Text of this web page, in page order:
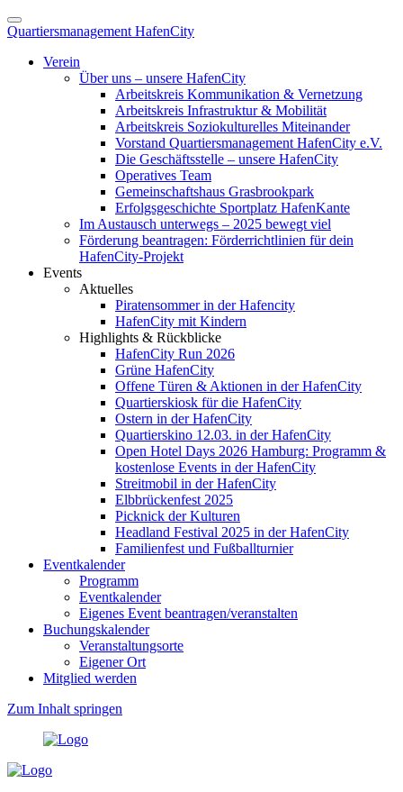
Quartiersmanagement HafenCity
Verein
Über uns – unsere HafenCity
Arbeitskreis Kommunikation & Vernetzung
Arbeitskreis Infrastruktur & Mobilität
Arbeitskreis Soziokulturelles Miteinander
Vorstand Quartiersmanagement HafenCity e.V.
Die Geschäftsstelle – unsere HafenCity
Operatives Team
Gemeinschaftshaus Grasbrookpark
Erfolgsgeschichte Sportplatz HafenKante
Im Austausch unterwegs – 2025 bewegt viel
Förderung beantragen: Förderrichtlinien für dein
HafenCity-Projekt
Events
Aktuelles
Piratensommer in der Hafencity
HafenCity mit Kindern
Highlights & Rückblicke
HafenCity Run 2026
Grüne HafenCity
Offene Türen & Aktionen in der HafenCity
Quartierskiosk für die HafenCity
Ostern in der HafenCity
Quartierskino 12.03. in der HafenCity
Open Hotel Days 2026 Hamburg: Programm &
kostenlose Events in der HafenCity
Streitmobil in der HafenCity
Elbbrückenfest 2025
Picknick der Kulturen
Headland Festival 2025 in der HafenCity
Familienfest und Fußballturnier
Eventkalender
Programm
Eventkalender
Eigenes Event beantragen/veranstalten
Buchungskalender
Veranstaltungsorte
Eigener Ort
Mitglied werden
Zum Inhalt springen